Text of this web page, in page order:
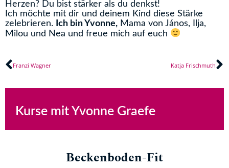
Herzen? Du bist stärker als du denkst!
Ich möchte mit dir und deinem Kind diese Stärke
zelebrieren. Ich bin Yvonne, Mama von János, Ilja,
Milou und Nea und freue mich auf euch
Zurück
Franzi Wagner Katja Frischmuth
Kurse mit Yvonne Graefe
Beckenboden-Fit